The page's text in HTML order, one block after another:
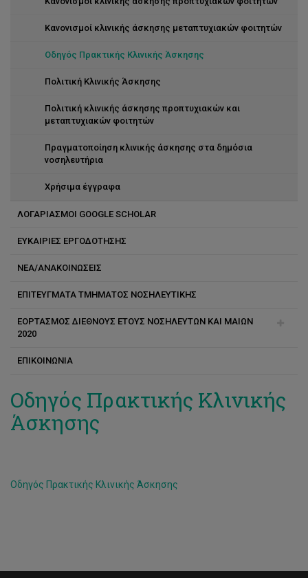
BrEaST
Baby Buddy Forward
Εσωτερική Χρηματοδότηση
Center for Translational Research in Health Care “BRIDGES”
Ερευνητικό Εργαστήριο Ογκολογικής και Ανακουφιστικής
Future
Κανονισμοί κλινικής άσκησης μεταπτυχιακών φοιτητών
Οδηγός Πρακτικής Κλινικής Άσκησης
Πολιτική Κλινικής Άσκησης
Πολιτική κλινικής άσκησης προπτυχιακών και
μεταπτυχιακών φοιτητών
Πραγματοποίηση κλινικής άσκησης στα δημόσια
νοσηλευτήρια
Χρήσιμα έγγραφα
ΛΟΓΑΡΙΑΣΜΟΙ GOOGLE SCHOLAR
ΕΥΚΑΙΡΙΕΣ ΕΡΓΟΔΟΤΗΣΗΣ
ΝΕΑ/ΑΝΑΚΟΙΝΩΣΕΙΣ
ΕΠΙΤΕΥΓΜΑΤΑ ΤΜΗΜΑΤΟΣ ΝΟΣΗΛΕΥΤΙΚΗΣ
ΕΟΡΤΑΣΜΟΣ ΔΙΕΘΝΟΥΣ ΕΤΟΥΣ ΝΟΣΗΛΕΥΤΩΝ ΚΑΙ ΜΑΙΩΝ
2020
Χαιρετισμοί
Εργαστήρια
ΕΠΙΚΟΙΝΩΝΙΑ
Οδηγός Πρακτικής Κλινικής
Άσκησης
Οδηγός Πρακτικής Κλινικής Άσκησης